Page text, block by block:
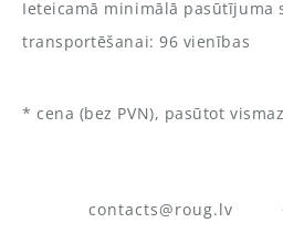
Ieteicamā minimālā pasūtījuma
transportēšanai: 96 vienības
* cena (bez PVN), pasūtot
contacts@roug.lv